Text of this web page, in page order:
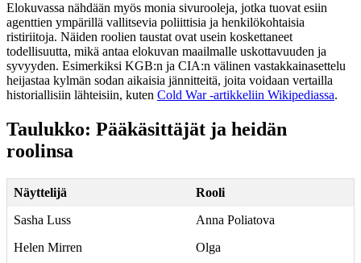
Elokuvassa nähdään myös monia sivurooleja, jotka tuovat esiin
agenttien ympärillä vallitsevia poliittisia ja henkilökohtaisia
ristiriitoja. Näiden roolien taustat ovat usein koskettaneet
todellisuutta, mikä antaa elokuvan maailmalle uskottavuuden ja
syvyyden. Esimerkiksi KGB:n ja CIA:n välinen vastakkainasettelu
heijastaa kylmän sodan aikaisia jännitteitä, joita voidaan vertailla
historiallisiin lähteisiin, kuten Cold War -artikkeliin Wikipediassa.
Taulukko: Pääkäsittäjät ja heidän
roolinsa
Näyttelijä
Rooli
Sasha Luss
Anna Poliatova
Helen Mirren
Olga